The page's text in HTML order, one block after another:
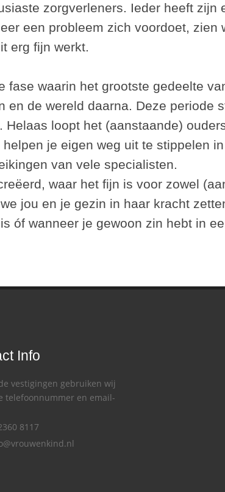
zorgverleners. Ieder heeft zijn
een probleem zich voordoet, zien
erg fijn werkt.
fase waarin het grootste gedeelte
de wereld daarna. Deze periode
loopt het (aanstaande)
je eigen weg uit te stippelen
van vele specialisten.
waar het fijn is voor zowel
jou en je gezin in haar kracht
óf wanneer je gewoon zin hebt in
Info
vestigingen gebruiken wij
telefoonnummer en email-
8117